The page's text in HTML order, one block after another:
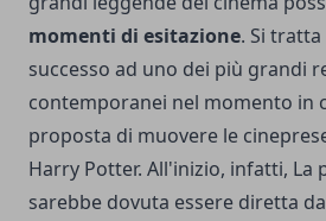
momenti di esitazione. Si
successo ad uno dei più grandi
contemporanei nel momento in
proposta di muovere le
Harry Potter. All'inizio, infatti, La
sarebbe dovuta essere diretta